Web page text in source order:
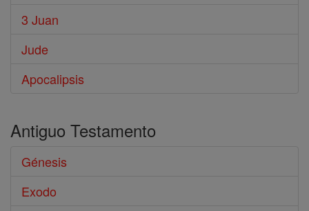
3 Juan
Jude
Apocalipsis
Antiguo Testamento
Génesis
Exodo